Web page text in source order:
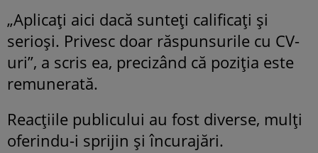
„Aplicați aici dacă sunteți calificați și
serioși. Privesc doar răspunsurile cu CV-
uri”, a scris ea, precizând că poziția este
remunerată.
Reacțiile publicului au fost diverse, mulți
oferindu-i sprijin și încurajări.